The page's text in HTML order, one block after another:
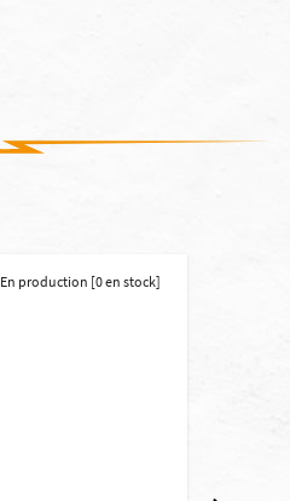
En production [0 en stock]